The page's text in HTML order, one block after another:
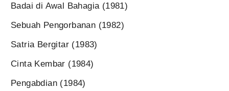
Badai di Awal Bahagia (1981)
Sebuah Pengorbanan (1982)
Satria Bergitar (1983)
Cinta Kembar (1984)
Pengabdian (1984)